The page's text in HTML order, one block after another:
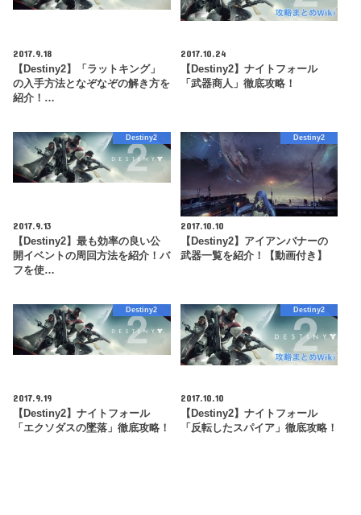
2017.9.18
【Destiny2】「ラットキング」
の入手方法となぞなぞの解き方を
紹介！…
2017.10.24
【Destiny2】ナイトフォール
「武器商人」徹底攻略！
Destiny2
2017.9.13
【Destiny2】最も効率の良い公
開イベントの周回方法を紹介！バ
フを使…
Destiny2
2017.10.10
【Destiny2】アイアンバナーの
武器一覧を紹介！【動画付き】
Destiny2
2017.9.19
【Destiny2】ナイトフォール
「エクソダスの墜落」徹底攻略！
Destiny2
2017.10.10
【Destiny2】ナイトフォール
「反転したスパイア」徹底攻略！